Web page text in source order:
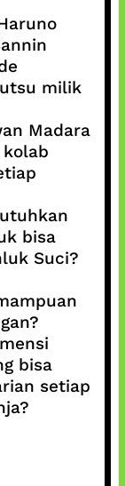
milik
Madara
bisa
Suci?
bisa
setiap